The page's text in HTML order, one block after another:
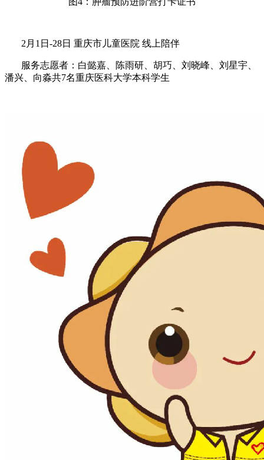
2月1日-28日 重庆市儿童医院 线上陪伴
服务志愿者：白懿嘉、陈雨研、胡巧、刘晓峰、刘星宇、
潘兴、向淼共7名重庆医科大学本科学生